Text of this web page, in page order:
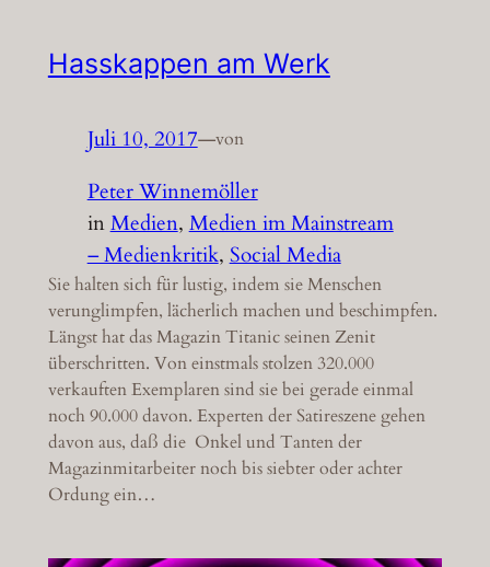
Hasskappen am Werk
Juli 10, 2017—von
Peter Winnemöller
inMedien, Medien im Mainstream
– Medienkritik, Social Media
Sie halten sich für lustig, indem sie Menschen
verunglimpfen, lächerlich machen und beschimpfen.
Längst hat das Magazin Titanic seinen Zenit
überschritten. Von einstmals stolzen 320.000
verkauften Exemplaren sind sie bei gerade einmal
noch 90.000 davon. Experten der Satireszene gehen
davon aus, daß die Onkel und Tanten der
Magazinmitarbeiter noch bis siebter oder achter
Ordung ein…